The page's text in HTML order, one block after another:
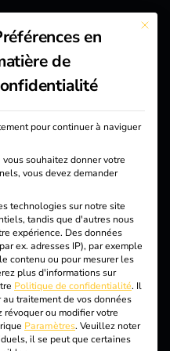
to energize
This
en
de
pour continuer à naviguer
souhaitez donner votre
vous devez demander
technologies sur notre site
tandis que d'autres nous
expérience. Des données
ex. adresses IP), par exemple
contenu ou pour mesurer les
plus d'informations sur
Politique de confidentialité. Il
traitement de vos données
révoquer ou modifier votre
Paramètres. Veuillez noter
il se peut que certaines